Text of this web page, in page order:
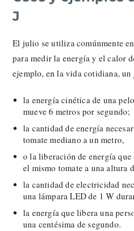
J
El julio se utiliza comúnmente
para medir la energía y el calor
ejemplo, en la vida cotidiana,
la energía cinética de una
mueve 6 metros por segundo;
la cantidad de energía
tomate mediano a un metro,
o la liberación de energía
el mismo tomate a una altura
la cantidad de electricidad
una lámpara LED de 1 W
la energía que libera una
una centésima de segundo.